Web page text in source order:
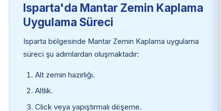
Isparta'da Mantar Zemin Kaplama
Uygulama Süreci
Isparta bölgesinde Mantar Zemin Kaplama uygulama
süreci şu adımlardan oluşmaktadır:
Alt zemin hazırlığı.
Altlık.
Click veya yapıştırmalı döşeme.